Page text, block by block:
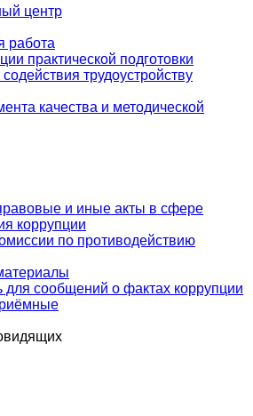
центр
работа
практической подготовки
трудоустройству
качества и методической
и иные акты в сфере
коррупции
по противодействию
для сообщений о фактах коррупции